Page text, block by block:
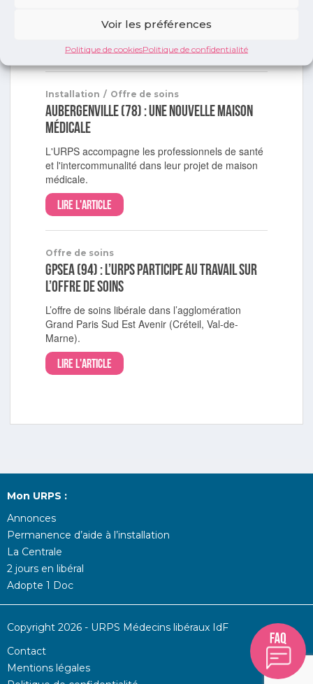
Voir les préférences
Politique de cookiesPolitique de confidentialité
et l'intercommunalité.
Lire l'article
Installation / Offre de soins
Aubergenville (78) : une nouvelle maison
médicale
L'URPS accompagne les professionnels de santé
et l'intercommunalité dans leur projet de maison
médicale.
Lire l'article
Offre de soins
GPSEA (94) : l’URPS participe au travail sur
l’offre de soins
L’offre de soins libérale dans l’agglomération
Grand Paris Sud Est Avenir (Créteil, Val-de-
Marne).
Lire l'article
Mon URPS :
Annonces
Permanence d’aide à l’installation
La Centrale
2 jours en libéral
Adopte 1 Doc
Copyright 2026 - URPS Médecins libéraux IdF
Contact
Mentions légales